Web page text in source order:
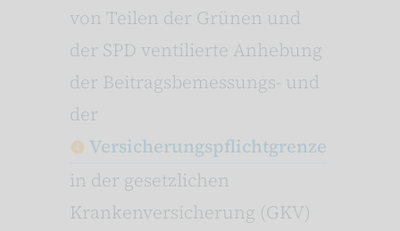
von Teilen der Grünen und
der SPD ventilierte Anhebung
der Beitragsbemessungs- und
der
Versicherungspflichtgrenze
in der gesetzlichen
Krankenversicherung (GKV)